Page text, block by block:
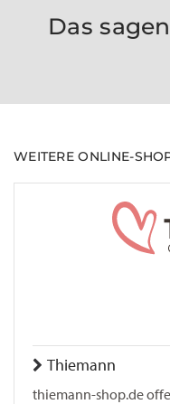
Das
WEITERE ONLINE-
Thiemann
thiemann-shop.de